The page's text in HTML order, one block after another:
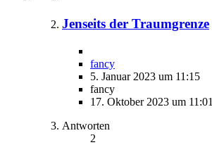
Jenseits der Traumgrenze
fancy
5. Januar 2023 um 11:15
fancy
17. Oktober 2023 um 11:01
Antworten
2